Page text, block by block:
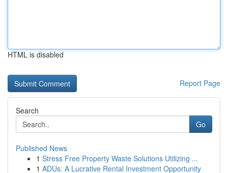
HTML is disabled
Report Page
Search
Go
Published News
1 Stress Free Property Waste Solutions Utilizing ...
1 ADUs: A Lucrative Rental Investment Opportunity